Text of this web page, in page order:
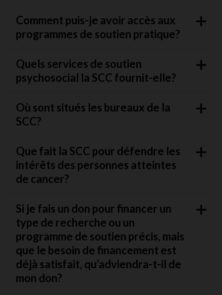
Comment puis-je avoir accès aux
programmes de soutien pratique?
Quels services de soutien
psychosocial la SCC fournit-elle?
Où sont situés les bureaux de la
SCC?
Que fait la SCC pour défendre les
intérêts des personnes atteintes
de cancer?
Si je fais un don pour financer un
type de recherche ou un
programme de soutien précis, mais
que le besoin de financement est
déjà satisfait, qu’adviendra-t-il de
mon don?